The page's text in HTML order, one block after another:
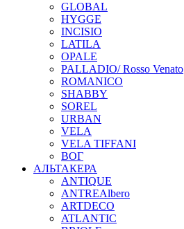
GLOBAL
HYGGE
INCISIO
LATILA
OPALE
PALLADIO/ Rosso Venato
ROMANICO
SHABBY
SOREL
URBAN
VELA
VELA TIFFANI
ВОГ
АЛЬТАКЕРА
ANTIQUE
ANTREAlbero
ARTDECO
ATLANTIC